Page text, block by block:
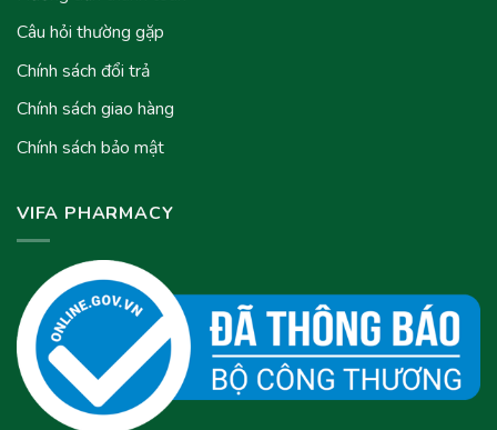
Câu hỏi thường gặp
Chính sách đổi trả
Chính sách giao hàng
Chính sách bảo mật
VIFA PHARMACY